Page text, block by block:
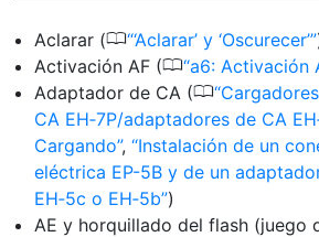
Aclarar (0 ‘Aclarar’ y ‘Oscurecer’
Activación AF (0 a6: Activación
Adaptador de CA (0
CA EH‑7P/adaptadores de CA
Cargando ,
Instalación de un
eléctrica EP-5B y de un
EH‑5c o EH‑5b )
AE y horquillado del flash (juego